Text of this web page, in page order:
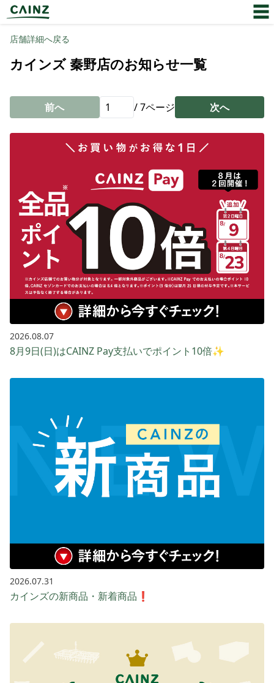
店舗詳細へ戻る
カインズ 秦野店のお知らせ一覧
前へ /7ページ 次へ
2026.08.07
8月9日(日)はCAINZ Pay支払いでポイント10倍✨
2026.07.31
カインズの新商品・新着商品❗